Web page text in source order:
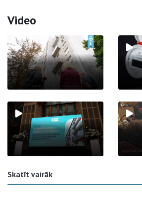
Video
Skatīt vairāk